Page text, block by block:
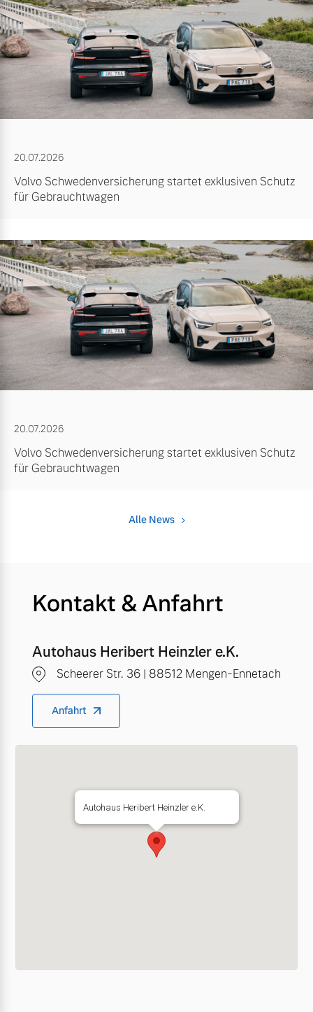
20.07.2026
Volvo Schwedenversicherung startet exklusiven Schutz
für Gebrauchtwagen
20.07.2026
Volvo Schwedenversicherung startet exklusiven Schutz
für Gebrauchtwagen
Alle News
Kontakt & Anfahrt
Autohaus Heribert Heinzler e.K.
Scheerer Str. 36 | 88512 Mengen-Ennetach
Anfahrt
Autohaus Heribert Heinzler e.K.